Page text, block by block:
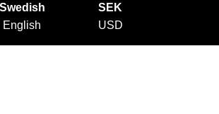
Swedish
English
SEK
USD